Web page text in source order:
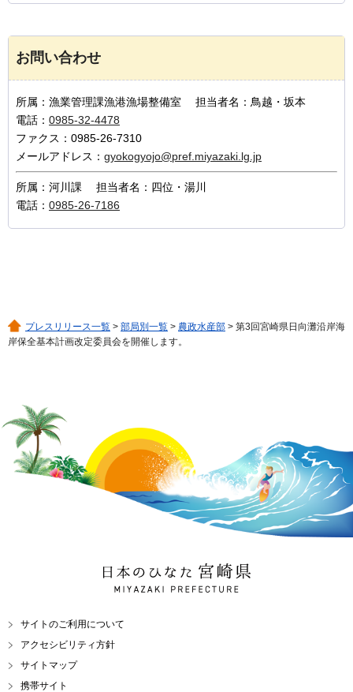
お問い合わせ
所属：漁業管理課漁港漁場整備室 担当者名：鳥越・坂本
電話： 0985-32-4478
ファクス：0985-26-7310
メールアドレス： gyokogyojo@pref.miyazaki.lg.jp
所属：河川課 担当者名：四位・湯川
電話： 0985-26-7186
プレスリリース一覧 > 部局別一覧 > 農政水産部 > 第3回宮崎県日向灘沿岸海
岸保全基本計画改定委員会を開催します。
日本のひなた 宮崎県
MIYAZAKI PREFECTURE
サイトのご利用について
アクセシビリティ方針
サイトマップ
携帯サイト